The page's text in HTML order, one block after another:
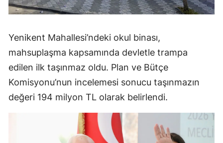
Yenikent Mahallesi’ndeki okul binası,
mahsuplaşma kapsamında devletle trampa
edilen ilk taşınmaz oldu. Plan ve Bütçe
Komisyonu’nun incelemesi sonucu taşınmazın
değeri 194 milyon TL olarak belirlendi.